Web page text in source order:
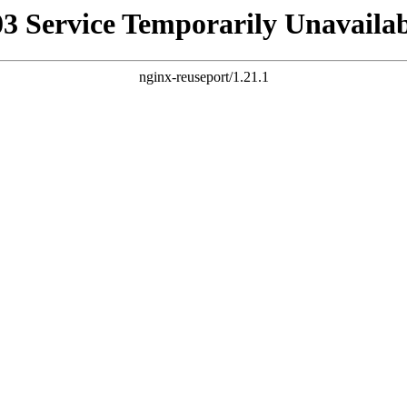
Service Temporarily
nginx-reuseport/1.21.1